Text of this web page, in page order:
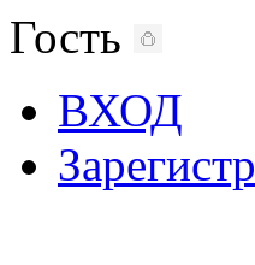
Гость
ВХОД